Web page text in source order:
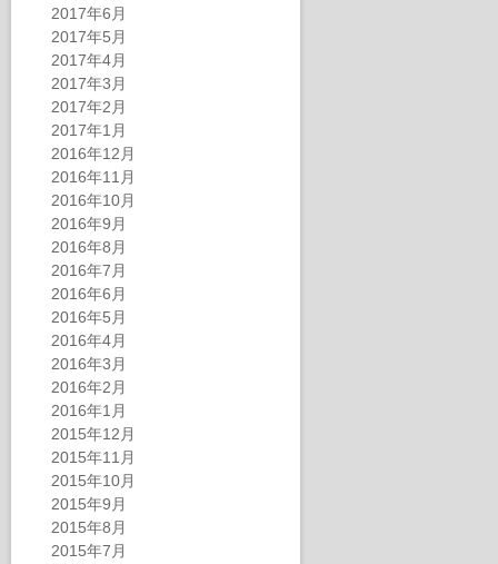
2017年6月
2017年5月
2017年4月
2017年3月
2017年2月
2017年1月
2016年12月
2016年11月
2016年10月
2016年9月
2016年8月
2016年7月
2016年6月
2016年5月
2016年4月
2016年3月
2016年2月
2016年1月
2015年12月
2015年11月
2015年10月
2015年9月
2015年8月
2015年7月